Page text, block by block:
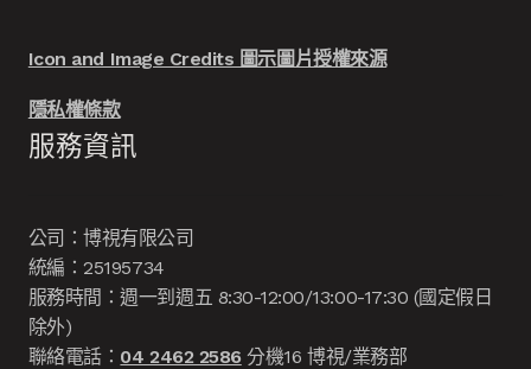
Icon and Image Credits 圖示圖片授權來源
隱私權條款
服務資訊
公司：博視有限公司
統編：25195734
服務時間：週一到週五 8:30-12:00/13:00-17:30 (國定假日
除外)
聯絡電話： 04 2462 2586分機16 博視/業務部